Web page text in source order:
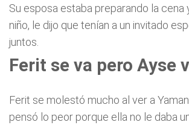
Su esposa estaba preparando la cena
niño, le dijo que tenían a un invitado
juntos.
Ferit se va pero Ayse
Ferit se molestó mucho al ver a
pensó lo peor porque ella no le daba